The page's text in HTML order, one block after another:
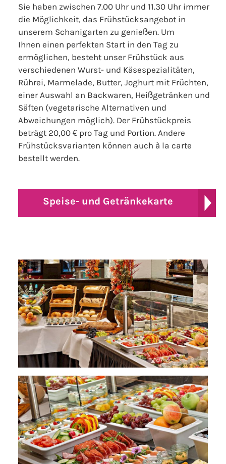
Sie haben zwischen 7.00 Uhr und 11.30 Uhr immer
die Möglichkeit, das Frühstücksangebot in
unserem Schanigarten zu genießen. Um
Ihnen einen perfekten Start in den Tag zu
ermöglichen, besteht unser Frühstück aus
verschiedenen Wurst- und Käsespezialitäten,
Rührei, Marmelade, Butter, Joghurt mit Früchten,
einer Auswahl an Backwaren, Heißgetränken und
Säften (vegetarische Alternativen und
Abweichungen möglich). Der Frühstückpreis
beträgt 20,00 € pro Tag und Portion. Andere
Frühstücksvarianten können auch à la carte
bestellt werden.
Speise- und Getränkekarte